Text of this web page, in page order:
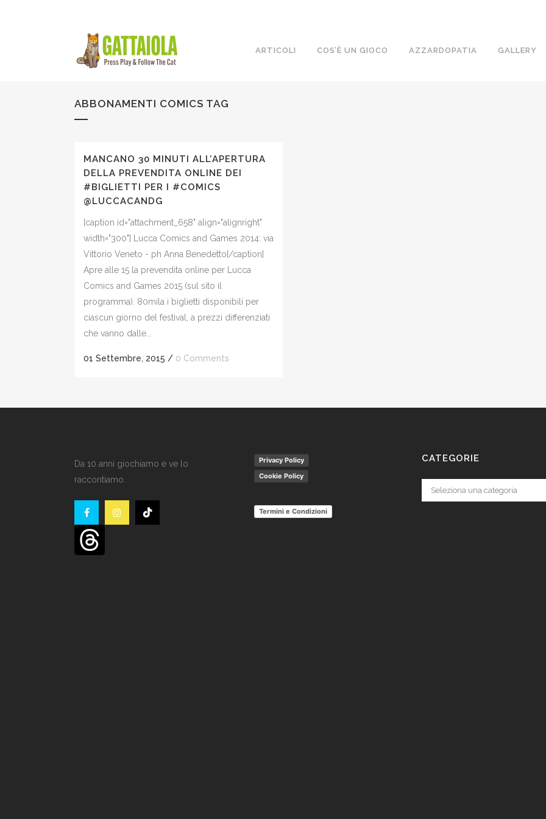
ARTICOLI COS’È UN GIOCO AZZARDOPATIA GALLERY
ABBONAMENTI COMICS TAG
MANCANO 30 MINUTI ALL’APERTURA
DELLA PREVENDITA ONLINE DEI
#BIGLIETTI PER I #COMICS
@LUCCACANDG
[caption id="attachment_658" align="alignright"
width="300"] Lucca Comics and Games 2014: via
Vittorio Veneto - ph Anna Benedetto[/caption]
Apre alle 15 la prevendita online per Lucca
Comics and Games 2015 (sul sito il
programma). 80mila i biglietti disponibili per
ciascun giorno del festival, a prezzi differenziati
che vanno dalle...
01 Settembre, 2015 / 0 Comments
Da 10 anni giochiamo e ve lo
raccontiamo.
Privacy Policy
Cookie Policy
Termini e Condizioni
CATEGORIE
Categorie